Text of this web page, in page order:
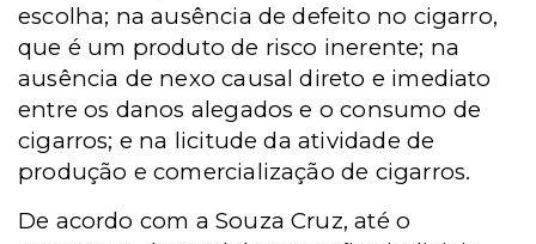
escolha; na ausência de defeito no cigarro,
que é um produto de risco inerente; na
ausência de nexo causal direto e imediato
entre os danos alegados e o consumo de
cigarros; e na licitude da atividade de
produção e comercialização de cigarros.
De acordo com a Souza Cruz, até o